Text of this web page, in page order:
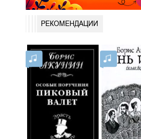
РЕКОМЕНДАЦИИ